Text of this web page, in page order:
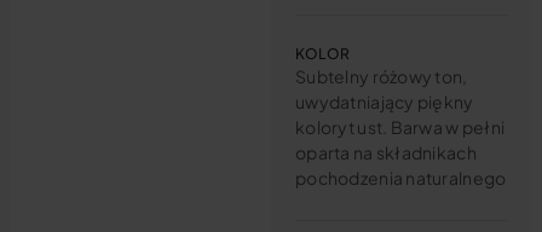
KOLOR
Subtelny różowy ton,
uwydatniający piękny
koloryt ust. Barwa w pełni
oparta na składnikach
pochodzenia naturalnego